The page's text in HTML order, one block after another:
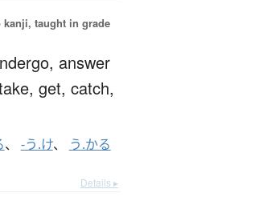
kanji, taught in grade
answer
get, catch,
、 -う.け、 う.かる
Details ▸